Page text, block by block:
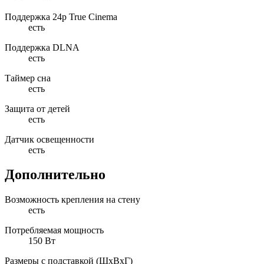
Поддержка 24p True Cinema
есть
Поддержка DLNA
есть
Таймер сна
есть
Защита от детей
есть
Датчик освещенности
есть
Дополнительно
Возможность крепления на стену
есть
Потребляемая мощность
150 Вт
Размеры с подставкой (ШxВxГ)